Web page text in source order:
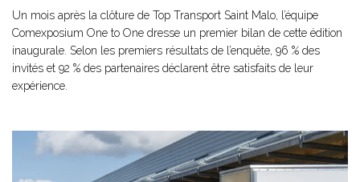
Un mois après la clôture de Top Transport Saint Malo, l’équipe
Comexposium One to One dresse un premier bilan de cette édition
inaugurale. Selon les premiers résultats de l’enquête, 96 % des
invités et 92 % des partenaires déclarent être satisfaits de leur
expérience.